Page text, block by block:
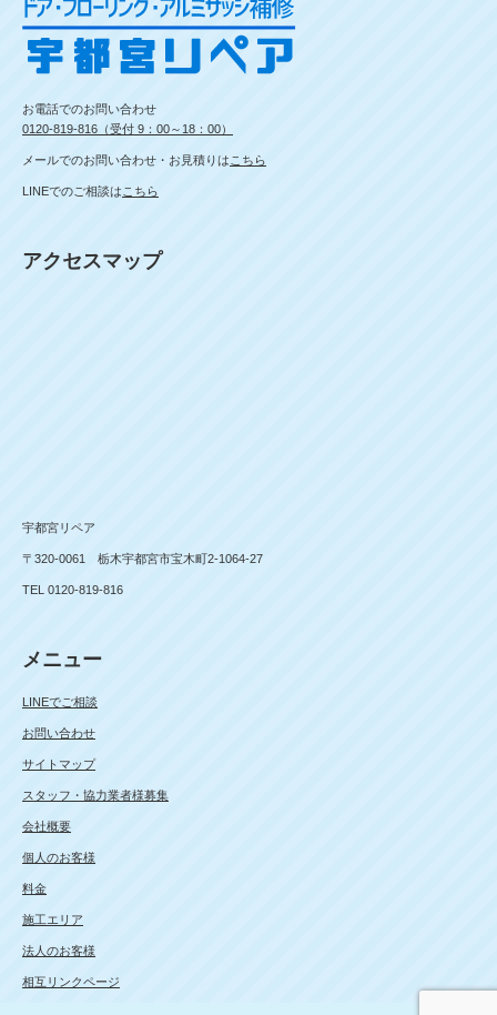
お電話でのお問い合わせ
0120-819-816（受付 9：00～18：00）
メールでのお問い合わせ・お見積りは こちら
LINEでのご相談は こちら
アクセスマップ
宇都宮リペア
〒320-0061 栃木宇都宮市宝木町2-1064-27
TEL 0120-819-816
メニュー
LINEでご相談
お問い合わせ
サイトマップ
スタッフ・協力業者様募集
会社概要
個人のお客様
料金
施工エリア
法人のお客様
相互リンクページ